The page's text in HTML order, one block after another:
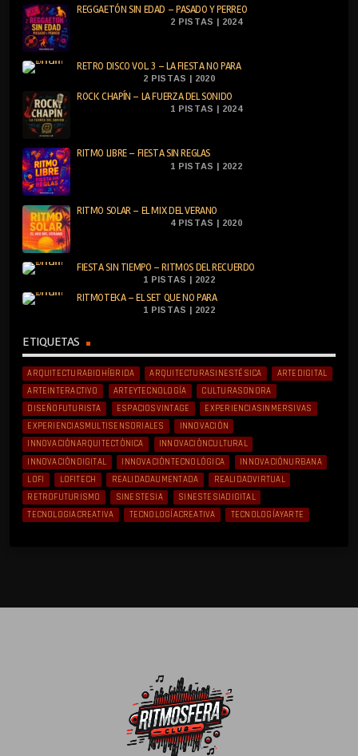
REGGAETÓN SIN EDAD – PASADO Y PERREO
2 PISTAS | 2024
RETRO DISCO VOL. 3 – LA FIESTA NO PARA
2 PISTAS | 2020
ROCK CHAPÍN – LA FUERZA DEL SONIDO
1 PISTAS | 2024
RITMO LIBRE – FIESTA SIN REGLAS
1 PISTAS | 2022
RITMO SOLAR – EL MIX DEL VERANO
4 PISTAS | 2020
FIESTA SIN TIEMPO – RITMOS DEL RECUERDO
1 PISTAS | 2022
RITMOTEKA – EL SET QUE NO PARA
1 PISTAS | 2022
ETIQUETAS
ARQUITECTURABIOHÍBRIDA ARQUITECTURASINESTÉSICA
ARTEDIGITAL
ARTEINTERACTIVO
ARTEYTECNOLOGÍA
CULTURASONORA
DISEÑOFUTURISTA
ESPACIOSVINTAGE
EXPERIENCIASINMERSIVAS
EXPERIENCIASMULTISENSORIALES
INNOVACIÓN
INNOVACIÓNARQUITECTÓNICA
INNOVACIÓNCULTURAL
INNOVACIÓNDIGITAL
INNOVACIÓNTECNOLÓGICA
INNOVACIÓNURBANA
LOFI
LOFITECH REALIDADAUMENTADA
REALIDADVIRTUAL
RETROFUTURISMO
SINESTESIA
SINESTESIADIGITAL
TECNOLOGIACREATIVA
TECNOLOGÍACREATIVA TECNOLOGÍAYARTE